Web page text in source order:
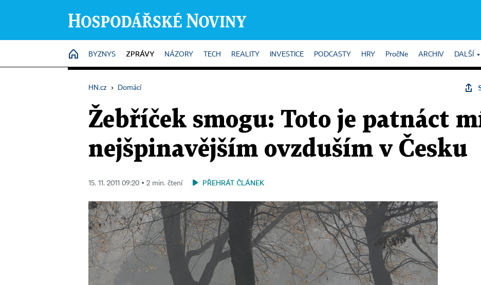
HOME
BYZNYS ZPRÁVY NÁZORY TECH REALITY INVESTICE PODCASTY HRY PročNe ARCHIV DALŠÍ
HN.cz › Domácí
Žebříček smogu: Toto je patnáct
nejšpinavějším ovzduším v Česku
15. 11. 2011 09:20 ▪ 2 min. čtení PŘEHRÁT ČLÁNEK